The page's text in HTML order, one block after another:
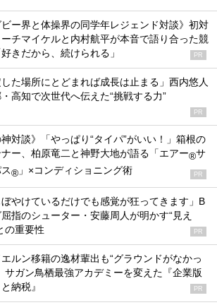
ビー界と体操界の同学年レジェンド対談》初対
チマイケルと内村航平が本音で語り合った競
きだから、続けられる」
PR
した場所にとどまれば成長は止まる」西内悠人
高知で次世代へ伝えた“挑戦する力”
PR
神対談》「やっぱり“タイパ”がいい！」箱根の
ー、柏原竜二と神野大地が語る「エアー®サ
® 」×コンディショニング術 PR
ぼやけているだけでも感覚が狂ってきます」B
屈指のシューター・安藤周人が明かす“見え
の重要性
PR
エルン移籍の逸材輩出も“グラウンドがなかっ
サガン鳥栖最強アカデミーを変えた『企業版
納税』
PR